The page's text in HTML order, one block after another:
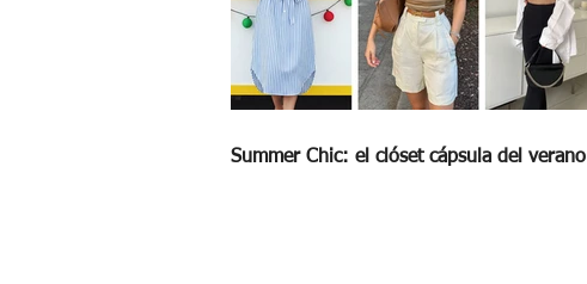
Summer Chic: el clóset cápsula del verano